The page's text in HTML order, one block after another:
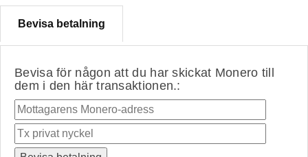
Bevisa betalning
Bevisa för någon att du har skickat Monero till
dem i den här transaktionen.: